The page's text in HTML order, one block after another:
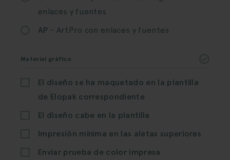
enlaces y fuentes
AP - ArtPro con enlaces y fuentes
Material gráfico
El diseño se ha maquetado en la plantilla
de Elopak correspondiente
El diseño cabe en la plantilla
Impresión mínima en las aletas superiores
Enviar prueba de color impresa